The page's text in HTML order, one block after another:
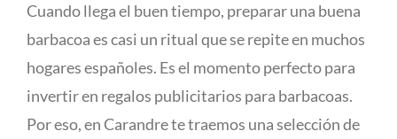
Cuando llega el buen tiempo, preparar una buena
barbacoa es casi un ritual que se repite en muchos
hogares españoles. Es el momento perfecto para
invertir en regalos publicitarios para barbacoas.
Por eso, en Carandre te traemos una selección de